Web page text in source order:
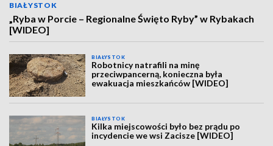
BIAŁYSTOK
„Ryba w Porcie – Regionalne Święto Ryby” w Rybakach
[WIDEO]
BIAŁYSTOK
Robotnicy natrafili na minę
przeciwpancerną, konieczna była
ewakuacja mieszkańców [WIDEO]
BIAŁYSTOK
Kilka miejscowości było bez prądu po
incydencie we wsi Zacisze [WIDEO]